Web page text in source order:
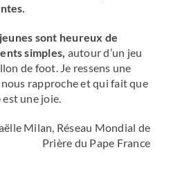
sont heureux de
simples, autour d’un jeu
de foot. Je ressens une
rapproche et qui fait que
une joie.
Milan, Réseau Mondial de
Prière du Pape France